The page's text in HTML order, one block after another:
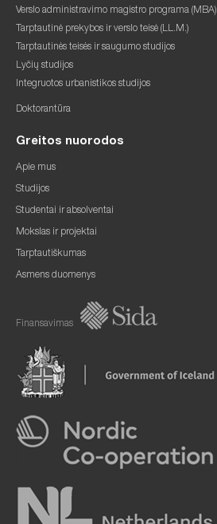
Verslo administravimo magistro programa (MBA)
Tarptautinė prekybos ir verslo teisė (LL.M.)
Tarptautinės teisės ir saugumo studijos
Lyčių studijos
Integruotos urbanistikos studijos
Doktorantūra
Greitos nuorodos
Apie mus
Studijos
Studentai ir absolventai
Mokslas ir projektai
Tarptautiškumas
Asmens duomenys
Finansavimas